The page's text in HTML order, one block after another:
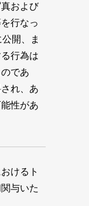
および
行なっ
開、ま
行為は
であ
れ、あ
性があ
けるト
与いた